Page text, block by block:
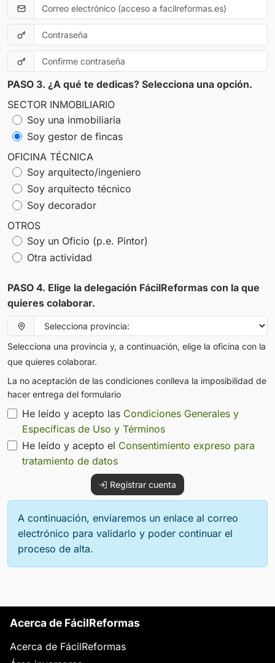
PASO 3. ¿A qué te dedicas? Selecciona una opción.
SECTOR INMOBILIARIO
Soy una inmobiliaria
Soy gestor de fincas
OFICINA TÉCNICA
Soy arquitecto/ingeniero
Soy arquitecto técnico
Soy decorador
OTROS
Soy un Oficio (p.e. Pintor)
Otra actividad
PASO 4. Elige la delegación FácilReformas con la que
quieres colaborar.
Selecciona una provincia y, a continuación, elige la oficina con la
que quieres colaborar.
La no aceptación de las condiciones conlleva la imposibilidad de
hacer entrega del formulario
He leído y acepto las Condiciones Generales y
Específicas de Uso y Términos
He leído y acepto el Consentimiento expreso para
tratamiento de datos
Registrar cuenta
A continuación, enviaremos un enlace al correo
electrónico para validarlo y poder continuar el
proceso de alta.
Acerca de FácilReformas
Acerca de FácilReformas